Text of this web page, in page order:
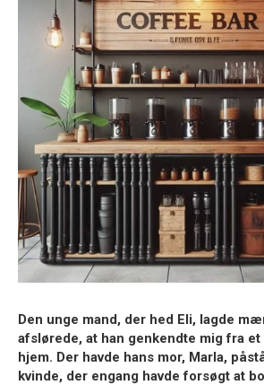
Den unge mand, der hed Eli, lagde
afslørede, at han genkendte mig fra
hjem. Der havde hans mor, Marla,
kvinde, der engang havde forsøgt at